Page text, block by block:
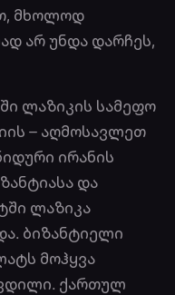
მხოლოდ
არ უნდა დარჩეს,
ლაზიკის სამეფო
– აღმოსავლეთ
ირანის
და
ლაზიკა
ბიზანტიელი
მოჰყვა
ქართულ